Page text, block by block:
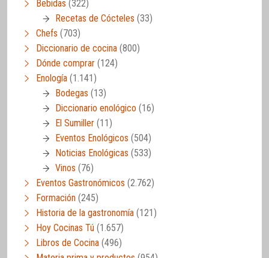
Bebidas (322)
Recetas de Cócteles (33)
Chefs (703)
Diccionario de cocina (800)
Dónde comprar (124)
Enología (1.141)
Bodegas (13)
Diccionario enológico (16)
El Sumiller (11)
Eventos Enológicos (504)
Noticias Enológicas (533)
Vinos (76)
Eventos Gastronómicos (2.762)
Formación (245)
Historia de la gastronomía (121)
Hoy Cocinas Tú (1.657)
Libros de Cocina (496)